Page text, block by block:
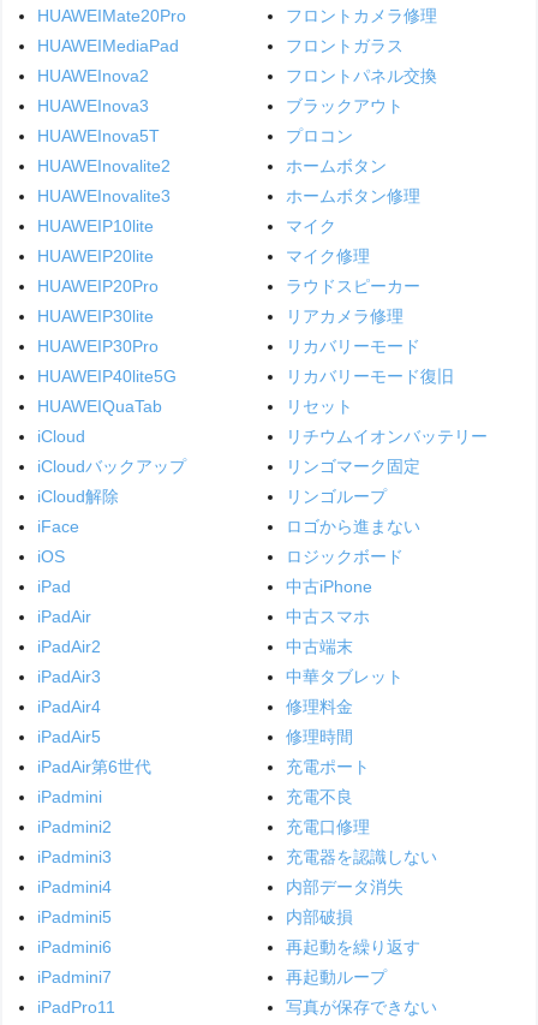
HUAWEIMate20Pro
HUAWEIMediaPad
HUAWEInova2
HUAWEInova3
HUAWEInova5T
HUAWEInovalite2
HUAWEInovalite3
HUAWEIP10lite
HUAWEIP20lite
HUAWEIP20Pro
HUAWEIP30lite
HUAWEIP30Pro
HUAWEIP40lite5G
HUAWEIQuaTab
iCloud
iCloudバックアップ
iCloud解除
iFace
iOS
iPad
iPadAir
iPadAir2
iPadAir3
iPadAir4
iPadAir5
iPadAir第6世代
iPadmini
iPadmini2
iPadmini3
iPadmini4
iPadmini5
iPadmini6
iPadmini7
iPadPro11
フロントカメラ修理
フロントガラス
フロントパネル交換
ブラックアウト
プロコン
ホームボタン
ホームボタン修理
マイク
マイク修理
ラウドスピーカー
リアカメラ修理
リカバリーモード
リカバリーモード復旧
リセット
リチウムイオンバッテリー
リンゴマーク固定
リンゴループ
ロゴから進まない
ロジックボード
中古iPhone
中古スマホ
中古端末
中華タブレット
修理料金
修理時間
充電ポート
充電不良
充電口修理
充電器を認識しない
内部データ消失
内部破損
再起動を繰り返す
再起動ループ
写真が保存できない